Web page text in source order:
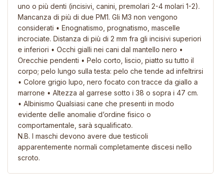
uno o più denti (incisivi, canini, premolari 2-4 molari 1-2).
Mancanza di più di due PM1. Gli M3 non vengono
considerati • Enognatismo, prognatismo, mascelle
incrociate. Distanza di più di 2 mm fra gli incisivi superiori
e inferiori • Occhi gialli nei cani dal mantello nero •
Orecchie pendenti • Pelo corto, liscio, piatto su tutto il
corpo; pelo lungo sulla testa: pelo che tende ad infeltrirsi
• Colore grigio lupo, nero focato con tracce da giallo a
marrone • Altezza al garrese sotto i 38 o sopra i 47 cm.
• Albinismo Qualsiasi cane che presenti in modo
evidente delle anomalie d’ordine fisico o
comportamentale, sarà squalificato.
N.B. I maschi devono avere due testicoli
apparentemente normali completamente discesi nello
scroto.